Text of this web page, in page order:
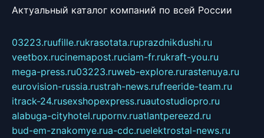
Актуальный каталог компаний по всей России
03223.ruufille.rukrasotata.ruprazdnikdushi.ru
veetbox.rucinemapost.ruciam-fr.rukraft-you.ru
mega-press.ru03223.ruweb-explore.rurastenuya.ru
eurovision-russia.rustrah-news.rufreeride-team.ru
itrack-24.rusexshopexpress.ruautostudiopro.ru
alabuga-cityhotel.rupornv.ruatlantpereezd.ru
bud-em-znakomye.rua-cdc.ruelektrostal-news.ru